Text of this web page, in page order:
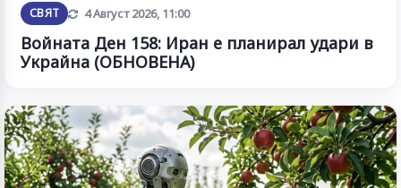
СВЯТ Обновена
4 Август 2026, 11:00
Войната Ден 158: Иран е планирал удари в
Украйна (ОБНОВЕНА)